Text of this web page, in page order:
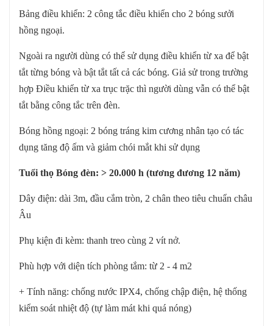
Bảng điều khiển: 2 công tắc điều khiển cho 2 bóng sưởi
hồng ngoại.
Ngoài ra người dùng có thể sử dụng điều khiển từ xa để bật
tắt từng bóng và bật tắt tất cả các bóng. Giả sử trong trường
hợp Điều khiển từ xa trục trặc thì người dùng vẫn có thể bật
tắt bằng công tắc trên đèn.
Bóng hồng ngoại: 2 bóng tráng kim cương nhân tạo có tác
dụng tăng độ ấm và giảm chói mắt khi sử dụng
Tuổi thọ Bóng đèn: > 20.000 h (tương đương 12 năm)
Dây điện: dài 3m, đầu cắm tròn, 2 chân theo tiêu chuẩn châu
Âu
Phụ kiện đi kèm: thanh treo cùng 2 vít nở.
Phù hợp với diện tích phòng tắm: từ 2 - 4 m2
+ Tính năng: chống nước IPX4, chống chập điện, hệ thống
kiểm soát nhiệt độ (tự làm mát khi quá nóng)